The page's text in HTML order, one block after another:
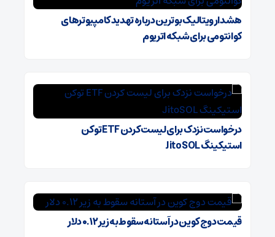
هشدار ویتالیک بوترین درباره تهدید کامپیوترهای
کوانتومی برای شبکه اتریوم
درخواست نزدک برای لیست کردن ETF توکن
استیکینگ JitoSOL
قیمت دوج کوین در آستانه سقوط به زیر ۰.۱۲ دلار